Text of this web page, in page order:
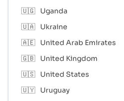
🇺🇬
Uganda
🇺🇦
Ukraine
🇦🇪
United Arab Emirates
🇬🇧
United Kingdom
🇺🇸
United States
🇺🇾
Uruguay